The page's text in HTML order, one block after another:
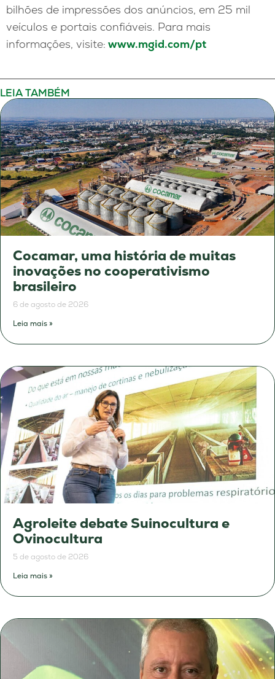
bilhões de impressões dos anúncios, em 25 mil
veículos e portais confiáveis. Para mais
informações, visite: www.mgid.com/pt
LEIA TAMBÉM
Cocamar, uma história de muitas
inovações no cooperativismo
brasileiro
6 de agosto de 2026
Leia mais »
Agroleite debate Suinocultura e
Ovinocultura
5 de agosto de 2026
Leia mais »